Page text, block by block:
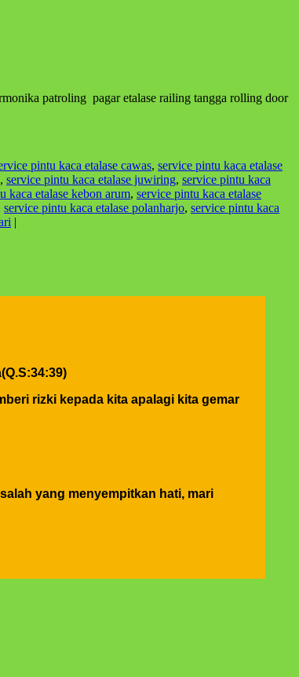
patroling pagar etalase railing tangga rolling door
pintu kaca etalase cawas, service pintu kaca etalase
, service pintu kaca etalase juwiring, service pintu kaca
kaca etalase kebon arum, service pintu kaca etalase
service pintu kaca etalase polanharjo, service pintu kaca
|
rizki kepada kita apalagi kita gemar
yang menyempitkan hati, mari